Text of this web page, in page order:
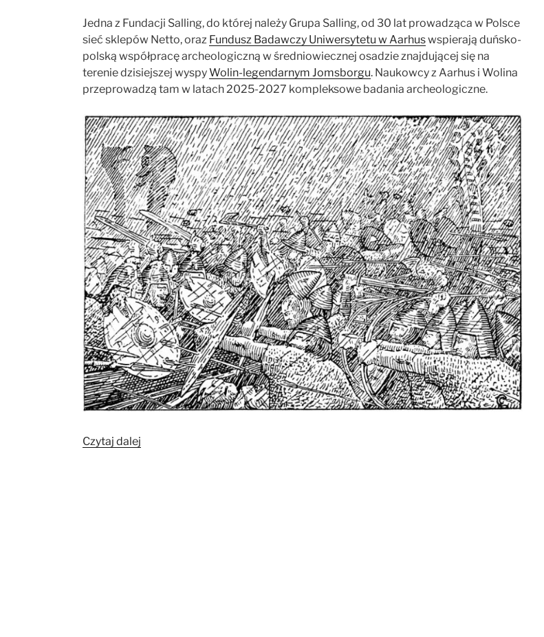
Jedna z Fundacji Salling, do której należy Grupa Salling, od 30 lat prowadząca w Polsce
sieć sklepów Netto, oraz Fundusz Badawczy Uniwersytetu w Aarhuswspierają duńsko-
polską współpracę archeologiczną w średniowiecznej osadzie znajdującej się na
terenie dzisiejszej wyspyWolin-legendarnym Jomsborgu. Naukowcy z Aarhus i Wolina
przeprowadzą tam w latach 2025-2027 kompleksowe badania archeologiczne.
Czytaj dalej